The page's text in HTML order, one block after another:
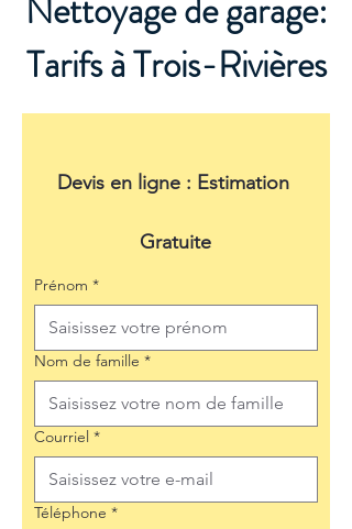
Nettoyage de garage:
Tarifs à Trois-Rivières
Devis en ligne : Estimation
Gratuite
Prénom *
Nom de famille *
Courriel *
Téléphone *